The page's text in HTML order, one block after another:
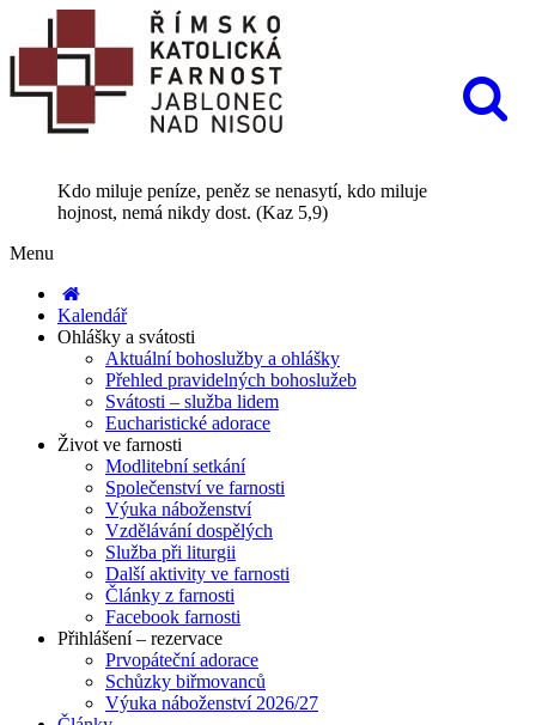
Kdo miluje peníze, peněz se nenasytí, kdo miluje
hojnost, nemá nikdy dost. (Kaz 5,9)
Menu
Kalendář
Ohlášky a svátosti
Aktuální bohoslužby a ohlášky
Přehled pravidelných bohoslužeb
Svátosti – služba lidem
Eucharistické adorace
Život ve farnosti
Modlitební setkání
Společenství ve farnosti
Výuka náboženství
Vzdělávání dospělých
Služba při liturgii
Další aktivity ve farnosti
Články z farnosti
Facebook farnosti
Přihlášení – rezervace
Prvopáteční adorace
Schůzky biřmovanců
Výuka náboženství 2026/27